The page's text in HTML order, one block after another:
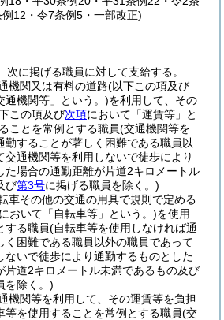
12・令7条例5・一部改正)
次に掲げる職員に対して支給する。
機関又は有料の道路(以下この項及び
通機関等」という。)を利用して、その
この項及び次項において「運賃等」と
ことを常例とする職員(交通機関等を
勤することが著しく困難である職員以
交通機関等を利用しないで徒歩により
た場合の通勤距離が片道2キロメートル
び第3号に掲げる職員を除く。)
車その他の交通の用具で規則で定める
おいて「自転車等」という。)を使用
する職員(自転車等を使用しなければ通
く困難である職員以外の職員であって
ないで徒歩により通勤するものとした
片道2キロメートル未満であるもの及び
を除く。)
機関等を利用して、その運賃等を負担
等を使用することを常例とする職員(交